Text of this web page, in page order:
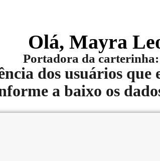
Olá, Mayra
Portadora da carterinha:
dos usuários que
a baixo os